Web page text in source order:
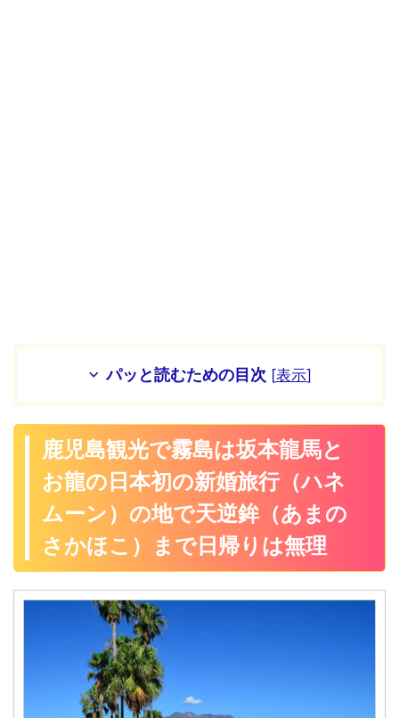
パッと読むための目次 [表示]
鹿児島観光で霧島は坂本龍馬と
お龍の日本初の新婚旅行（ハネ
ムーン）の地で天逆鉾（あまの
さかほこ）まで日帰りは無理